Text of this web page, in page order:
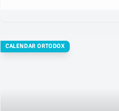
CALENDAR ORTODOX